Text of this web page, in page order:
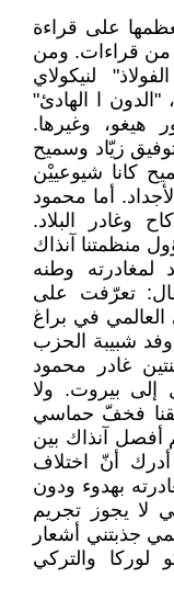
على قراءة
من قراءات. ومن
لنيكولاي
ا الهادئ"
هيغو، وغيرها.
زيّاد وسميح
كانا شيوعييْن
أما محمود
وغادر البلاد.
منظمتنا آنذاك
لمغادرته وطنه
تعرّفت على
في براغ
وفد شبيبة الحزب
غادر محمود
إلى بيروت. ولا
فخفّ حماسي
أفصل آنذاك بين
أنّ اختلاف
بهدوء ودون
لا يجوز تجريم
جذبتني أشعار
لوركا والتركي